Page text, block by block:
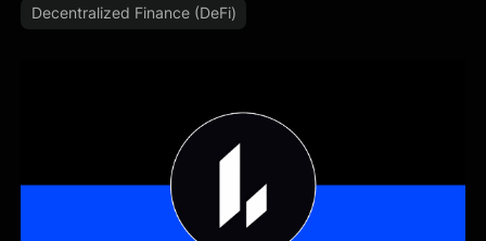
Decentralized Finance (DeFi)